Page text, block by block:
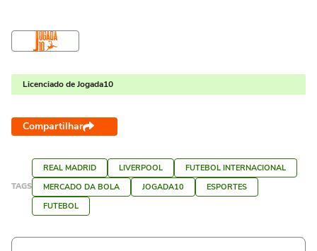
Licenciado de Jogada10
Compartilhar
TAGS
REAL MADRID LIVERPOOL
FUTEBOL INTERNACIONAL
MERCADO DA BOLA
JOGADA10
ESPORTES
FUTEBOL